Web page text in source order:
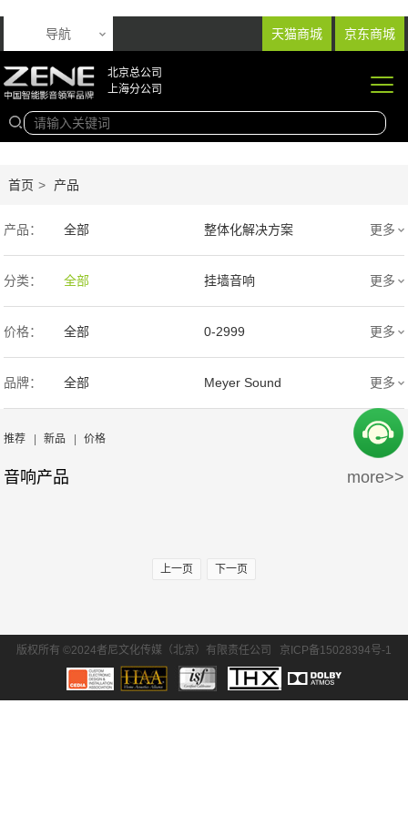
天猫商城 京东商城
导航
北京总公司
上海分公司
首页 > 产品
产品： 全部 整体化解决方案
音响产品 投影产品
专业扩声音箱 幕布产品
声学产品 智能产品
周边产品
更多
分类： 全部 挂墙音响
入墙音响 低音炮
更多
价格： 全部 0-2999
3000-9999 1万-5万
5万-15万
30万-50万
更多
品牌： 全部 Meyer Sound
Wisdom
waterfall/飞瀑
更多
推荐 | 新品 | 价格
音响产品 more>>
上一页 下一页
版权所有 ©2024者尼文化传媒（北京）有限责任公司 京ICP备15028394号-1